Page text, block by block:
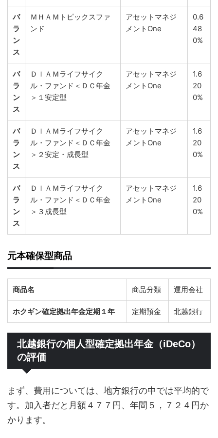
バ
ラ
ン
ス
ＭＨＡＭトピックスファ
ンド
アセットマネジ
メントOne
0.6
48
0%
バ
ラ
ン
ス
ＤＩＡＭライフサイク
ル・ファンド＜ＤＣ年金
＞１安定型
アセットマネジ
メントOne
1.6
20
0%
バ
ラ
ン
ス
ＤＩＡＭライフサイク
ル・ファンド＜ＤＣ年金
＞２安定・成長型
アセットマネジ
メントOne
1.6
20
0%
バ
ラ
ン
ス
ＤＩＡＭライフサイク
ル・ファンド＜ＤＣ年金
＞３成長型
アセットマネジ
メントOne
1.6
20
0%
元本確保型商品
商品名 商品分類 運用会社
ホクギン確定拠出年金定期１年 定期預金 北越銀行
北越銀行の個人型確定拠出年金（iDeCo）
の評価
まず、費用については、地方銀行の中では平均的で
す。加入者だと月額４７７円、年間５，７２４円か
かります。